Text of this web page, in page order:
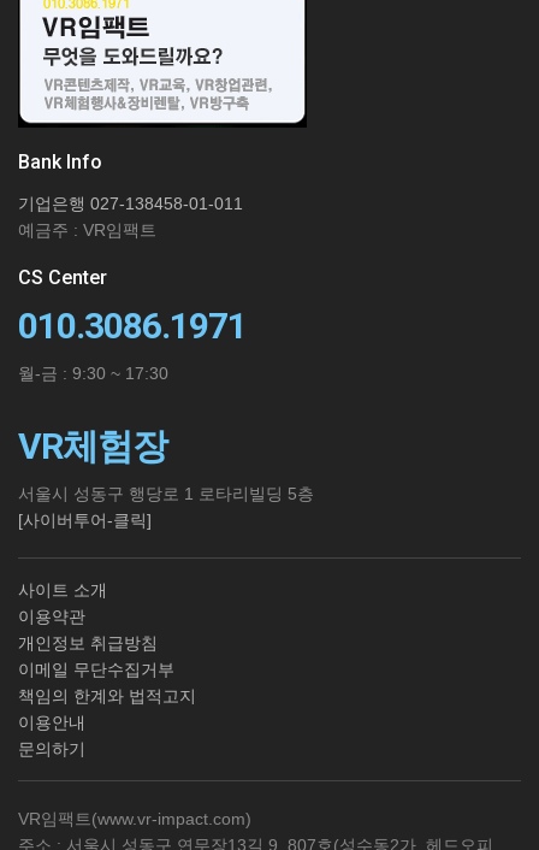
Bank Info
기업은행 027-138458-01-011
예금주 : VR임팩트
CS Center
010.3086.1971
월-금 : 9:30 ~ 17:30
VR체험장
서울시 성동구 행당로 1 로타리빌딩 5층
[사이버투어-클릭]
사이트 소개
이용약관
개인정보 취급방침
이메일 무단수집거부
책임의 한계와 법적고지
이용안내
문의하기
VR임팩트(www.vr-impact.com)
주소 : 서울시 성동구 연무장13길 9, 807호(성수동2가, 헤드오피